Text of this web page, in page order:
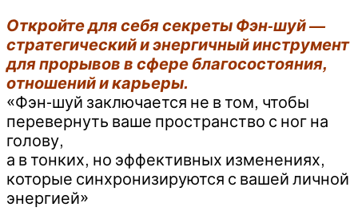
Откройте для себя секреты Фэн-шуй —
стратегический и энергичный инструмент
для прорывов в сфере благосостояния,
отношений и карьеры.
«Фэн-шуй заключается не в том, чтобы
перевернуть ваше пространство с ног на
голову,
а в тонких, но эффективных изменениях,
которые синхронизируются с вашей личной
энергией»